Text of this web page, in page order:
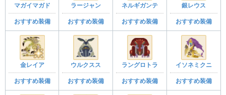
マガイマガド
おすすめ装備
ラージャン
おすすめ装備
ネルギガンテ
おすすめ装備
銀レウス
おすすめ装備
金レイア
おすすめ装備
ウルクスス
おすすめ装備
ラングロトラ
おすすめ装備
イソネミクニ
おすすめ装備